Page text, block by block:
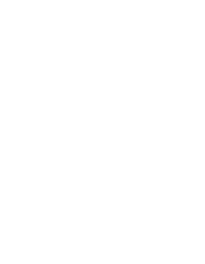
of meerdere cursussen.